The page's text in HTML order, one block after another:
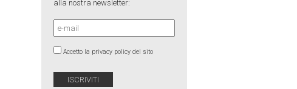
alla nostra newsletter:
Accetto la privacy policy del sito